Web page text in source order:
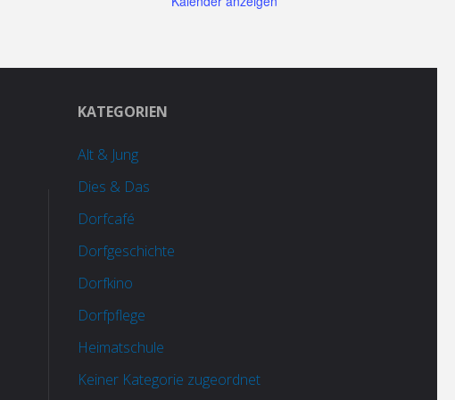
KATEGORIEN
Alt & Jung
Dies & Das
Dorfcafé
Dorfgeschichte
Dorfkino
Dorfpflege
Heimatschule
Keiner Kategorie zugeordnet